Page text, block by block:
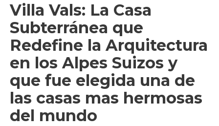
Villa Vals: La Casa
Subterránea que
Redefine la Arquitectura
en los Alpes Suizos y
que fue elegida una de
las casas mas hermosas
del mundo